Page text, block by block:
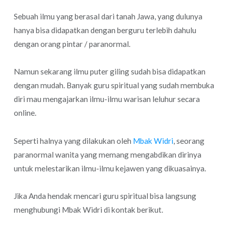
Sebuah ilmu yang berasal dari tanah Jawa, yang dulunya
hanya bisa didapatkan dengan berguru terlebih dahulu
dengan orang pintar / paranormal.
Namun sekarang ilmu puter giling sudah bisa didapatkan
dengan mudah. Banyak guru spiritual yang sudah membuka
diri mau mengajarkan ilmu-ilmu warisan leluhur secara
online.
Seperti halnya yang dilakukan oleh Mbak Widri, seorang
paranormal wanita yang memang mengabdikan dirinya
untuk melestarikan ilmu-ilmu kejawen yang dikuasainya.
Jika Anda hendak mencari guru spiritual bisa langsung
menghubungi Mbak Widri di kontak berikut.